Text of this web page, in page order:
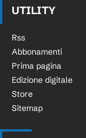
UTILITY
Rss
Abbonamenti
Prima pagina
Edizione digitale
Store
Sitemap